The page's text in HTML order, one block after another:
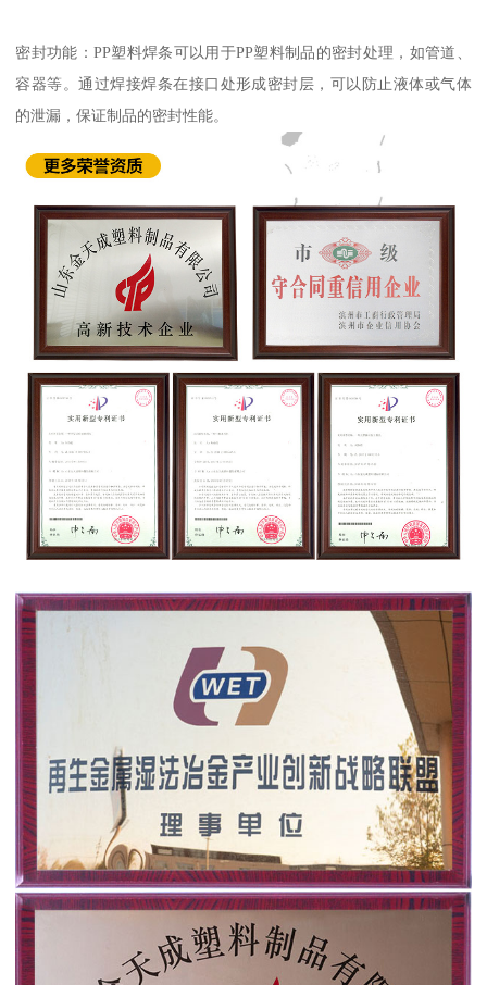
密封功能：PP塑料焊条可以用于PP塑料制品的密封处理，如管道、
容器等。通过焊接焊条在接口处形成密封层，可以防止液体或气体
的泄漏，保证制品的密封性能。